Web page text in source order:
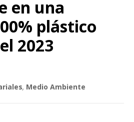
en una
plástico
2023
, Medio Ambiente